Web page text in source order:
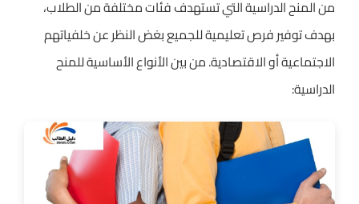
من المنح الدراسية التي تستهدف فئات مختلفة من الطلاب،
بهدف توفير فرص تعليمية للجميع بغض النظر عن خلفياتهم
الاجتماعية أو الاقتصادية. من بين الأنواع الأساسية للمنح
الدراسية: